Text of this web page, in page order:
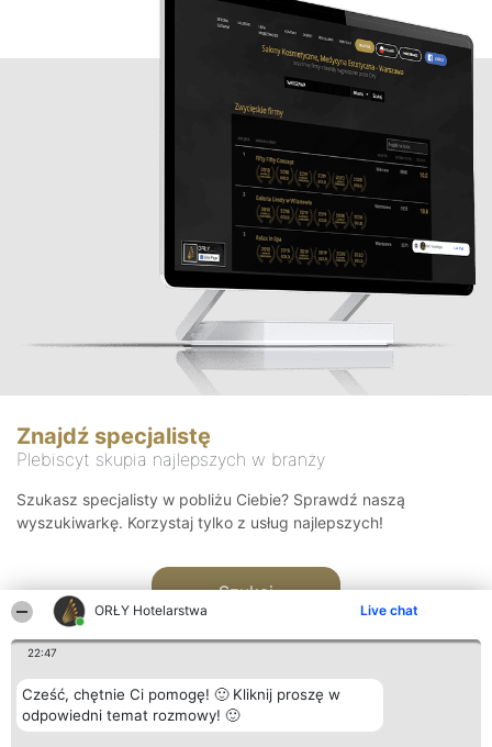
ORŁY Hotelarstwa Live chat
22:47
Cześć, chętnie Ci pomogę! 🙂 Kliknij proszę w
odpowiedni temat rozmowy! 🙂
Znajdź specjalistę
Plebiscyt skupia najlepszych w branży
Szukasz specjalisty w pobliżu Ciebie? Sprawdź naszą
wyszukiwarkę. Korzystaj tylko z usług najlepszych!
Szukaj